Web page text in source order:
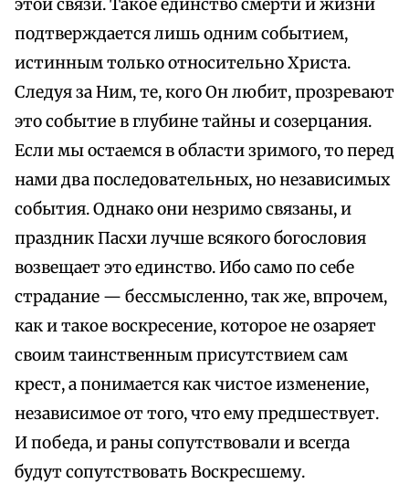
этой связи. Такое единство смерти и жизни
подтверждается лишь одним событием,
истинным только относительно Христа.
Следуя за Ним, те, кого Он любит, прозревают
это событие в глубине тайны и созерцания.
Если мы остаемся в области зримого, то перед
нами два последовательных, но независимых
события. Однако они незримо связаны, и
праздник Пасхи лучше всякого богословия
возвещает это единство. Ибо само по себе
страдание — бессмысленно, так же, впрочем,
как и такое воскресение, которое не озаряет
своим таинственным присутствием сам
крест, а понимается как чистое изменение,
независимое от того, что ему предшествует.
И победа, и раны сопутствовали и всегда
будут сопутствовать Воскресшему.